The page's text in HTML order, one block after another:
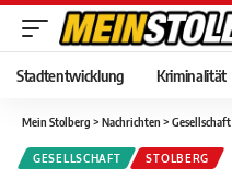
Stadtentwicklung Kriminalität
Mein Stolberg > Nachrichten > Gesellschaft
GESELLSCHAFT STOLBERG